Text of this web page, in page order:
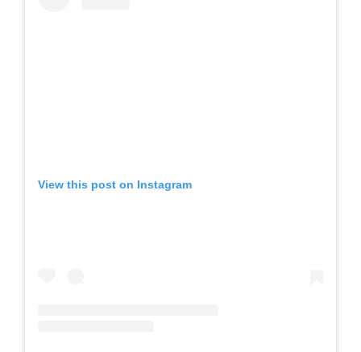
View this post on Instagram